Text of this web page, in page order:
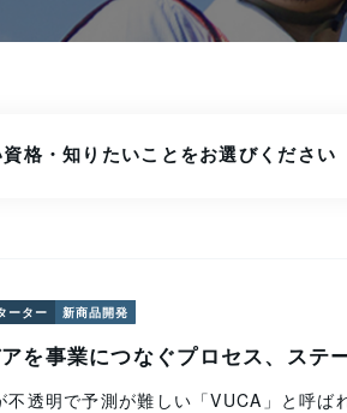
格・知りたいことをお選びください
ーター 新商品開発
を事業につなぐプロセス、ステ
不透明で予測が難しい「VUCA」と呼ば